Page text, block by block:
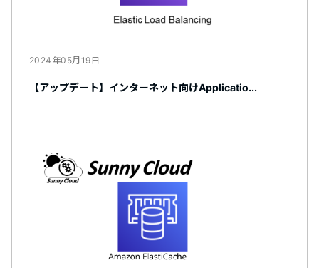
2024年05月19日
【アップデート】インターネット向けApplicatio...